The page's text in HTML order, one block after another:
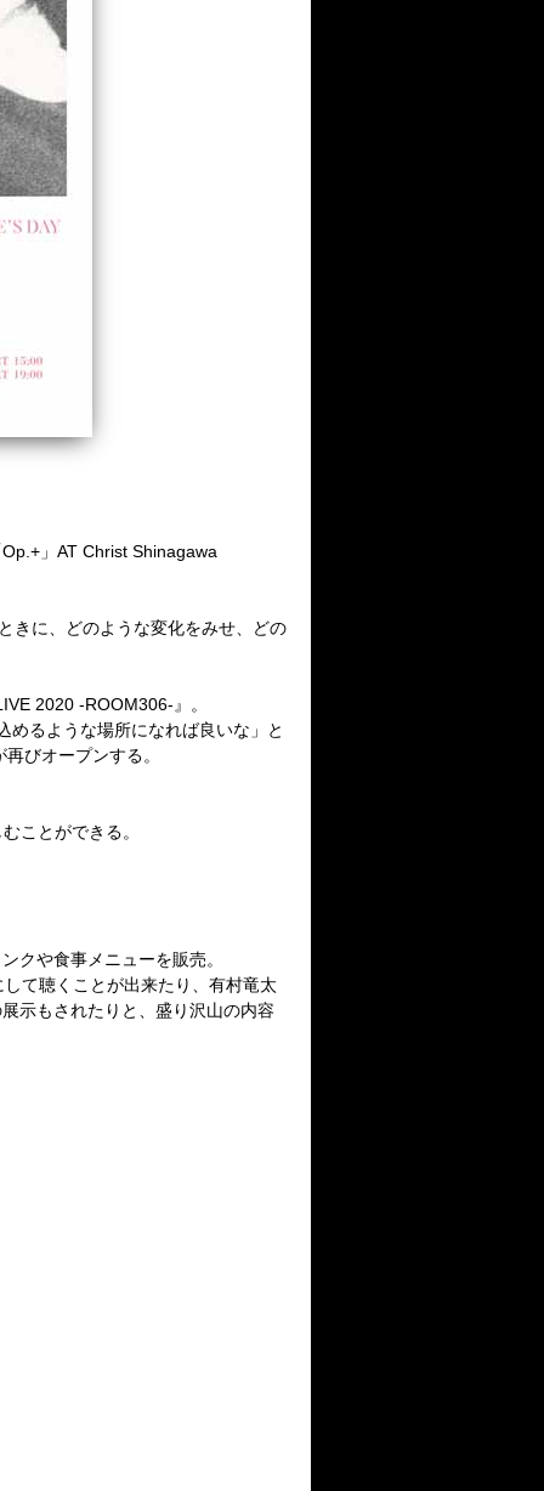
Op.+ 」 AT Christ Shinagawa
きに、どのような変化をみせ、どの
2020 -ROOM306- 』。
めるような場所になれば良いな」と
再びオープンする。
ことができる。
クや食事メニューを販売。
して聴くことが出来たり、有村竜太
示もされたりと、盛り沢山の内容